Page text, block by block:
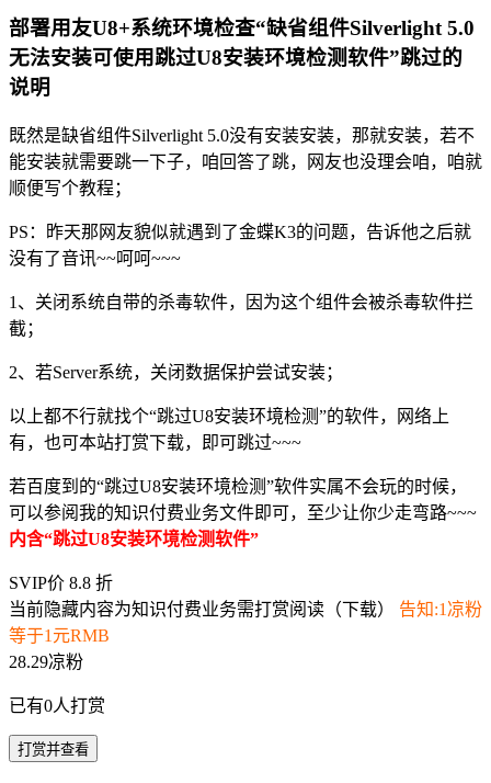
部署用友U8+系统环境检查“缺省组件Silverlight 5.0
无法安装可使用跳过U8安装环境检测软件”跳过的
说明
既然是缺省组件Silverlight 5.0没有安装安装，那就安装，若不
能安装就需要跳一下子，咱回答了跳，网友也没理会咱，咱就
顺便写个教程；
PS：昨天那网友貌似就遇到了金蝶K3的问题，告诉他之后就
没有了音讯~~呵呵~~~
1、关闭系统自带的杀毒软件，因为这个组件会被杀毒软件拦
截；
2、若Server系统，关闭数据保护尝试安装；
以上都不行就找个“跳过U8安装环境检测”的软件，网络上
有，也可本站打赏下载，即可跳过~~~
若百度到的“跳过U8安装环境检测”软件实属不会玩的时候，
可以参阅我的知识付费业务文件即可，至少让你少走弯路~~~
内含“跳过U8安装环境检测软件”
SVIP价 8.8 折
当前隐藏内容为知识付费业务需打赏阅读（下载） 告知:1凉粉
等于1元RMB
28.29凉粉
已有0人打赏
打赏并查看